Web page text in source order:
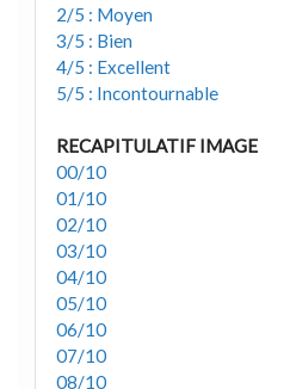
2/5 : Moyen
3/5 : Bien
4/5 : Excellent
5/5 : Incontournable
RECAPITULATIF IMAGE
00/10
01/10
02/10
03/10
04/10
05/10
06/10
07/10
08/10